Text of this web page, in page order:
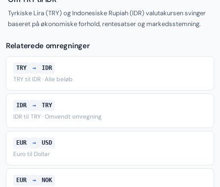
Tyrkiske Lira (TRY) og Indonesiske Rupiah (IDR) valutakursen svinger
baseret på økonomiske forhold, rentesatser og markedsstemning.
Relaterede omregninger
TRY → IDR
TRY til IDR · Alle beløb
IDR → TRY
IDR til TRY · Omvendt omregning
EUR → USD
Euro til Dollar
EUR → NOK